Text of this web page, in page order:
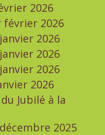
2026
février 2026
2026
2026
2026
2026
Jubilé à la
2025